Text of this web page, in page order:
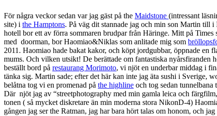
För några veckor sedan var jag gäst på the Maidstone (intressant
site) i the Hamptons. På väg dit stannade jag och min son Martin till
hotell bor ett av förra sommaren brudpar från Häringe. Mitt på Times
med doorman, bor Haomiao&Niklas som anlitade mig som
2011. Haomiao hade bakat kakor, och köpt jordgubbar, öppnade en
mums. Och vilken utsikt! De berättade om fantastiska nyårsfiranden
beställt bord på restaurang Morimoto, vi njöt en underbar middag i
tänka sig. Martin sade; efter det här kan inte jag äta sushi i Sverige,
belåtna tog vi en promenad på the highline och tog sedan
Där njöt jag av “streetphotography med min gamla leica och
tonen ( så mycket diskretare än min moderna stora NikonD-4)
gången jag ser the Ratman, jag har bara hört talas om honom, och